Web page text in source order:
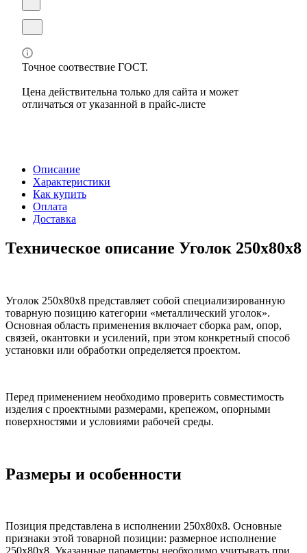
Точное соотвествие ГОСТ.
Цена действительна только для сайта и может
отличаться от указанной в прайс-листе
Описание
Характеристики
Как купить
Оплата
Доставка
Техническое описание Уголок 250х80х8
Уголок 250х80х8 представляет собой специализированную
товарную позицию категории «металлический уголок».
Основная область применения включает сборка рам, опор,
связей, окантовки и усилений, при этом конкретный способ
установки или обработки определяется проектом.
Перед применением необходимо проверить совместимость
изделия с проектными размерами, крепежом, опорными
поверхностями и условиями рабочей среды.
Размеры и особенности
Позиция представлена в исполнении 250х80х8. Основные
признаки этой товарной позиции: размерное исполнение